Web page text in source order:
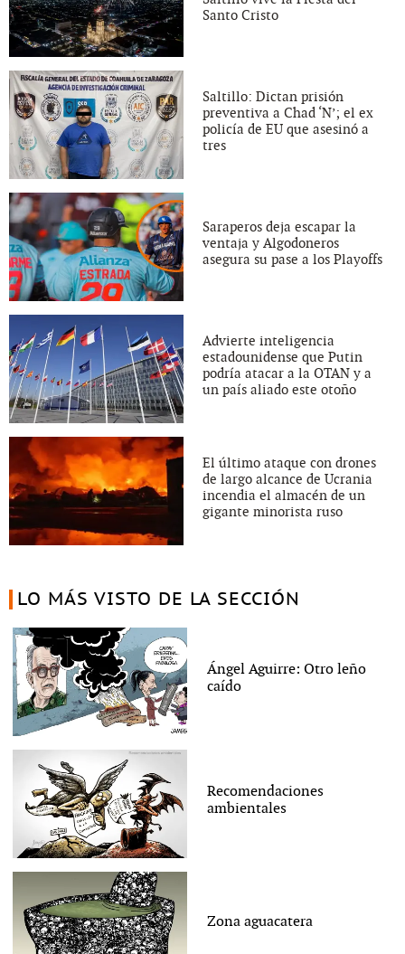
Santo Cristo
Saltillo: Dictan prisión
preventiva a Chad ‘N’; el ex
policía de EU que asesinó a
tres
Saraperos deja escapar la
ventaja y Algodoneros
asegura su pase a los Playoffs
Advierte inteligencia
estadounidense que Putin
podría atacar a la OTAN y a
un país aliado este otoño
El último ataque con drones
de largo alcance de Ucrania
incendia el almacén de un
gigante minorista ruso
LO MÁS VISTO DE LA SECCIÓN
Ángel Aguirre: Otro leño
caído
Recomendaciones
ambientales
Zona aguacatera